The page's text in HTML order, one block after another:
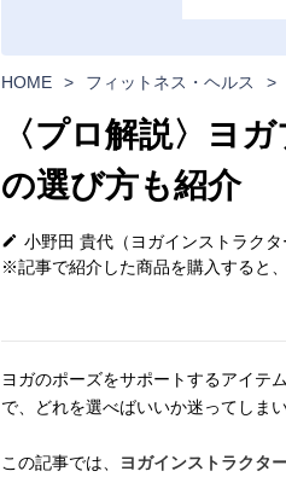
HOME > フィットネス・ヘルス >
〈プロ解説〉ヨ
の選び方も紹介
小野田 貴代（ヨガインストラクタ
※記事で紹介した商品を購入すると
ヨガのポーズをサポートするアイテ
で、どれを選べばいいか迷ってしまい
この記事では、 ヨガインストラクタ